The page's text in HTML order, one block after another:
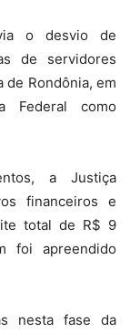
o desvio de
de servidores
de Rondônia, em
Federal como
a Justiça
financeiros e
total de R$ 9
foi apreendido
nesta fase da